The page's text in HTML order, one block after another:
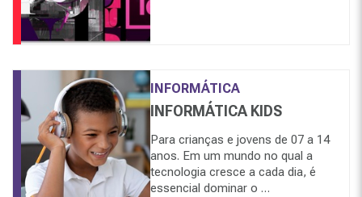
INFORMÁTICA
INFORMÁTICA KIDS
Para crianças e jovens de 07 a 14
anos. Em um mundo no qual a
tecnologia cresce a cada dia, é
essencial dominar o …